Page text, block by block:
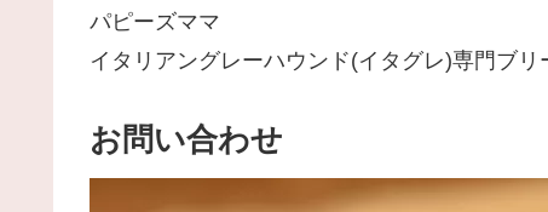
パピーズママ
イタリアングレーハウンド(イタグレ)専門ブ
お問い合わせ